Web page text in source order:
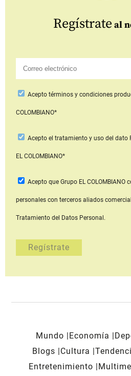
Regístrate al
Aceptotérminos y condiciones
COLOMBIANO*
Acepto el tratamiento y uso del dato
EL COLOMBIANO*
Acepto que Grupo EL COLOMBIANO
personales con terceros aliados
Tratamiento del Datos Personal.
Mundo Economía
Blogs
Cultura
Entretenimiento